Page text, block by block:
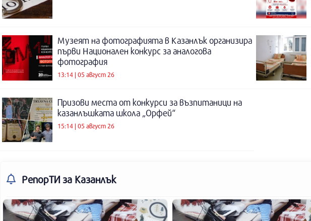
Музеят на фотографията в Казанлък организира
първи Национален конкурс за аналогова
фотография
13:14 | 05 август 26
Призови места от конкурси за възпитаници на
казанлъшката школа „Орфей“
15:14 | 05 август 26
РепорТИ за Казанлък